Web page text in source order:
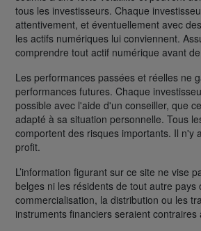
tous les investisseurs. Chaque
attentivement, et éventuellement avec
les actifs numériques lui conviennent.
comprendre tout actif numérique avant
Les performances passées et réelles ne
performances futures. Chaque
possible avec l'aide d'un conseiller, que
adapté à sa situation personnelle. Tous
comportent des risques importants. Il n'y
profit.
L’information figurant sur ce site ne vise
belges ni les résidents de tout autre pays
commercialisation, la distribution ou les
instruments financiers seraient contraires